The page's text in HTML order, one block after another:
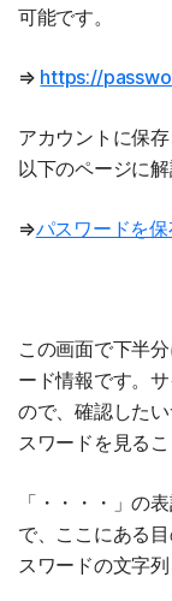
可能です。
⇒ https://
アカウントに保
以下のページに解
⇒パスワードを
この画面で下半
ード情報です。
ので、確認した
スワードを見るこ
「・・・・」の
で、ここにある
スワードの文字列